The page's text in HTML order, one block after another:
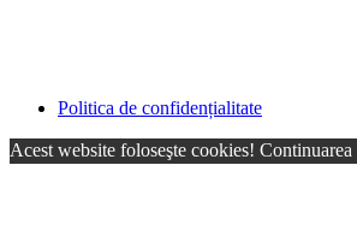
Politica de confidențialitate
Acest website foloseşte cookies!